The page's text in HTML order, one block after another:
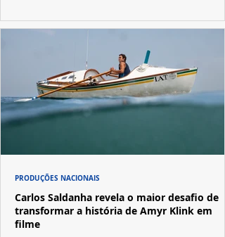
Carlos Saldanha revela o maior desafio de
transformar a história de Amyr Klink em
filme
PRODUÇÕES NACIONAIS